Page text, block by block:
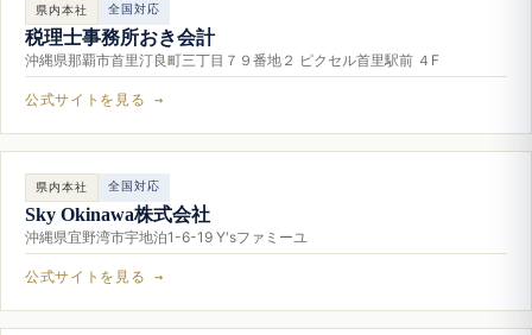
県内本社 全国対応
税理士事務所おき会計
沖縄県那覇市首里汀良町三丁目７９番地２ ピクセル首里駅前 ４F
公式サイトを見る →
県内本社 全国対応
Sky Okinawa株式会社
沖縄県宜野湾市宇地泊1-6-19 Y'sファミーユ
公式サイトを見る →